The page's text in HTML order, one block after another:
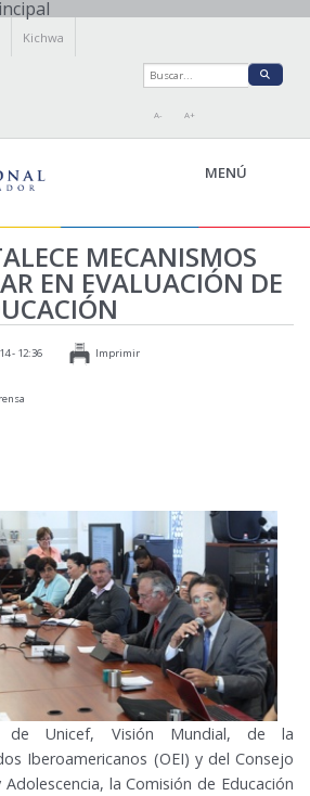
Kichwa
A- A+
MENÚ
MECANISMOS
EN EVALUACIÓN DE
- 12:36 Imprimir
de Unicef, Visión Mundial, de la
Iberoamericanos (OEI) y del Consejo
la Comisión de Educación